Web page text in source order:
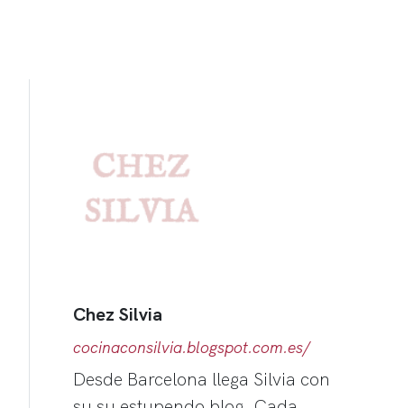
Chez Silvia
cocinaconsilvia.blogspot.com.es/
Desde Barcelona llega Silvia con